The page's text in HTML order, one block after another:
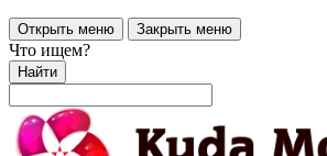
Открыть меню Закрыть меню
Что ищем?
Найти